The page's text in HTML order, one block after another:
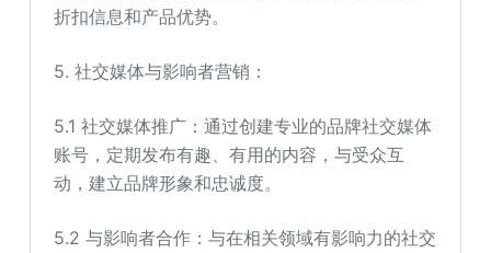
折扣信息和产品优势。
5. 社交媒体与影响者营销：
5.1 社交媒体推广：通过创建专业的品牌社交媒体
账号，定期发布有趣、有用的内容，与受众互
动，建立品牌形象和忠诚度。
5.2 与影响者合作：与在相关领域有影响力的社交